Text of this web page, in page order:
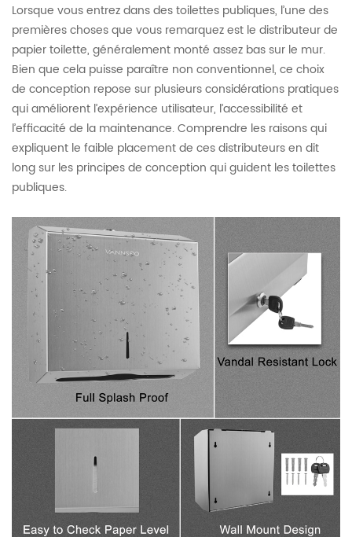
Lorsque vous entrez dans des toilettes publiques, l’une des
premières choses que vous remarquez est le distributeur de
papier toilette, généralement monté assez bas sur le mur.
Bien que cela puisse paraître non conventionnel, ce choix
de conception repose sur plusieurs considérations pratiques
qui améliorent l’expérience utilisateur, l’accessibilité et
l’efficacité de la maintenance. Comprendre les raisons qui
expliquent le faible placement de ces distributeurs en dit
long sur les principes de conception qui guident les toilettes
publiques.